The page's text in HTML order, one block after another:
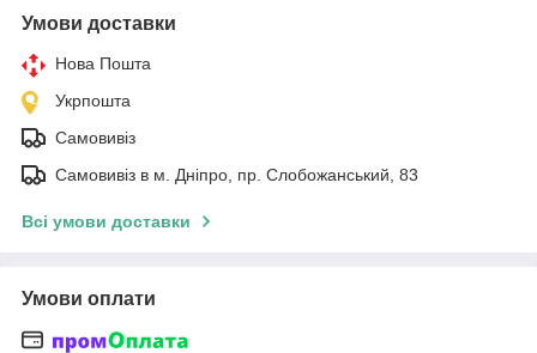
Умови доставки
Нова Пошта
Укрпошта
Самовивіз
Самовивіз в м. Дніпро, пр. Слобожанський, 83
Всі умови доставки
Умови оплати